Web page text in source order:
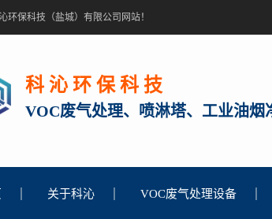
环保科技（盐城）有限公司网站！
科 沁 环 保 科 技
VOC废气处理、 喷淋塔、工业油烟
关于科沁 VOC废气处理设备